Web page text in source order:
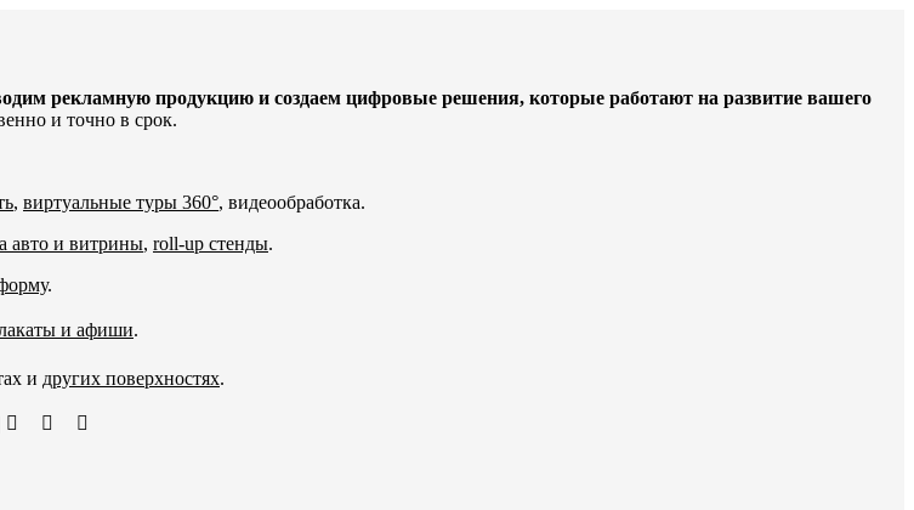
рекламную продукцию и создаем цифровые решения, которые работают на развитие вашего
и точно в срок.
, виртуальные туры 360°, видеообработка.
авто и витрины, roll-up стенды.
.
и афиши.
и других поверхностях.